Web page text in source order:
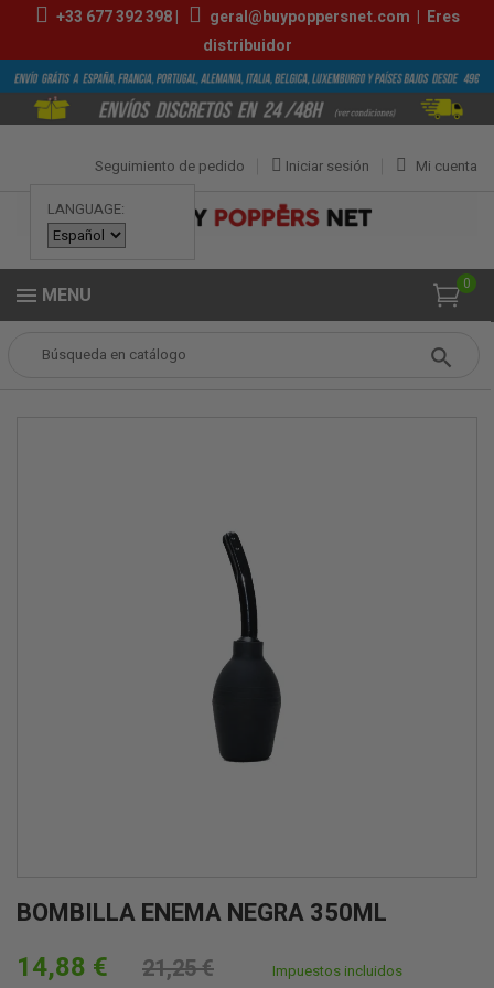
+33 677 392 398| geral@buypoppersnet.com | Eres
distribuidor
LANGUAGE:
Mi cuenta
Iniciar sesión
Seguimiento de pedido
0
MENU
Duchas Anales
BOMBILLA ENEMA NEGRA 350ML
14,88 € 21,25 € Impuestos incluidos